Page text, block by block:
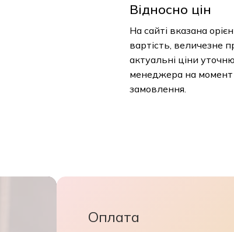
Відносно цін
На сайті вказана
вартість, величезне
актуальні ціни
менеджера на момент
замовлення.
Оплата